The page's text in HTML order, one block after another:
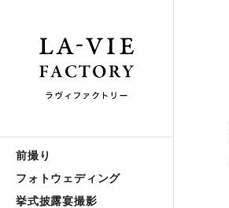
前撮り
フォトウェディング
挙式披露宴撮影